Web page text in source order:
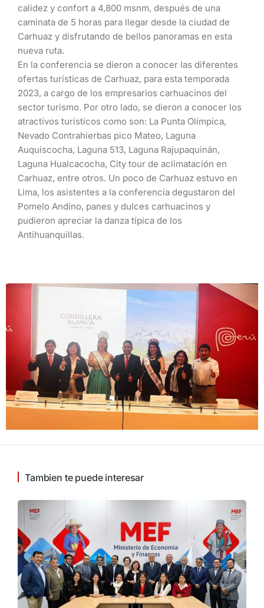
calidez y confort a 4,800 msnm, después de una
caminata de 5 horas para llegar desde la ciudad de
Carhuaz y disfrutando de bellos panoramas en esta
nueva ruta.
En la conferencia se dieron a conocer las diferentes
ofertas turísticas de Carhuaz, para esta temporada
2023, a cargo de los empresarios carhuacinos del
sector turismo. Por otro lado, se dieron a conocer los
atractivos turísticos como son: La Punta Olímpica,
Nevado Contrahierbas pico Mateo, Laguna
Auquiscocha, Laguna 513, Laguna Rajupaquinán,
Laguna Hualcacocha, City tour de aclimatación en
Carhuaz, entre otros. Un poco de Carhuaz estuvo en
Lima, los asistentes a la conferencia degustaron del
Pomelo Andino, panes y dulces carhuacinos y
pudieron apreciar la danza típica de los
Antihuanquillas.
Tambien te puede interesar